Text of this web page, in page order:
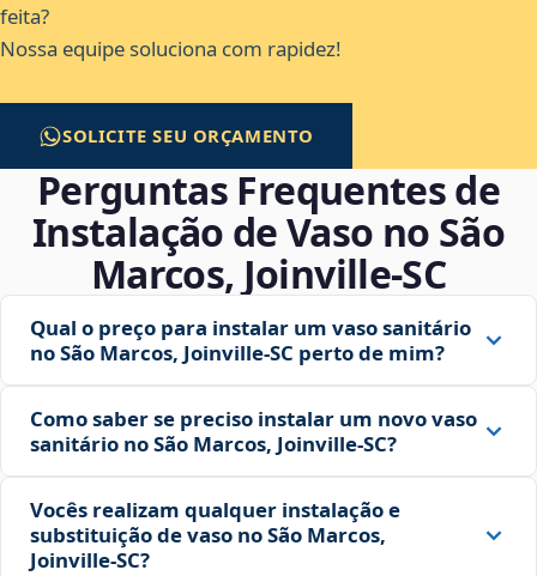
feita?
Nossa equipe soluciona com rapidez!
SOLICITE SEU ORÇAMENTO
Perguntas Frequentes de
Instalação de Vaso no São
Marcos, Joinville‑SC
Qual o preço para instalar um vaso sanitário
no São Marcos, Joinville‑SC perto de mim?
Como saber se preciso instalar um novo vaso
sanitário no São Marcos, Joinville‑SC?
Vocês realizam qualquer instalação e
substituição de vaso no São Marcos,
Joinville‑SC?